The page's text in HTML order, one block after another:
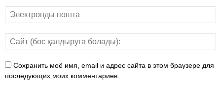
Сохранить моё имя, email и адрес сайта в этом браузере для
последующих моих комментариев.